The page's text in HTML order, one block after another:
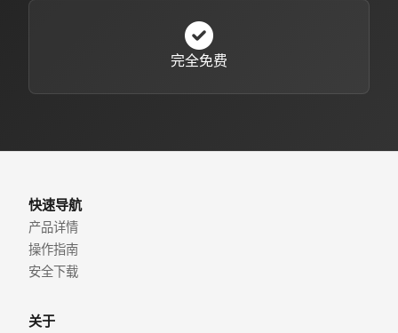
完全免费
快速导航
产品详情
操作指南
安全下载
关于